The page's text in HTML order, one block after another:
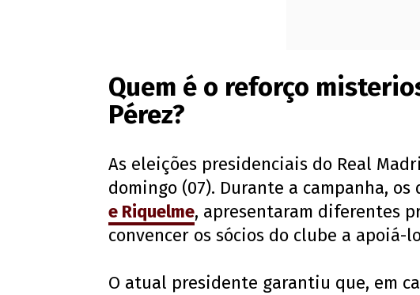
Quem é o reforço
Pérez?
As eleições presidenciais do Real
domingo (07). Durante a campanha, os
e Riquelme, apresentaram diferentes
convencer os sócios do clube a apoiá-
O atual presidente garantiu que, em